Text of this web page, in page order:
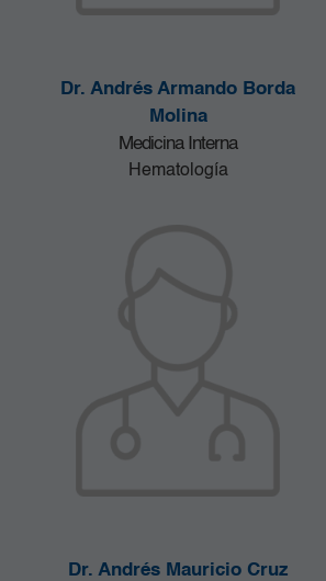
Dr. Andrés Armando Borda
Molina
Medicina Interna
Hematología
Dr. Andrés Mauricio Cruz